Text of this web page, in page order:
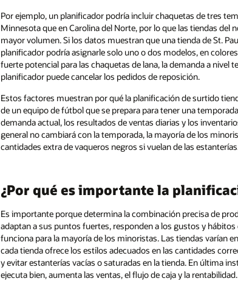
Por ejemplo, un planificador podría incluir chaquetas de tres
Minnesota que en Carolina del Norte, por lo que las tiendas
mayor volumen. Si los datos muestran que una tienda de St.
planificador podría asignarle solo uno o dos modelos, en
fuerte potencial para las chaquetas de lana, la demanda a nivel
planificador puede cancelar los pedidos de reposición.
Estos factores muestran por qué la planificación de surtido
de un equipo de fútbol que se prepara para tener una
demanda actual, los resultados de ventas diarias y los
general no cambiará con la temporada, la mayoría de los
cantidades extra de vaqueros negros si vuelan de las
¿Por qué es importante la
Es importante porque determina la combinación precisa de
adaptan a sus puntos fuertes, responden a los gustos y
funciona para la mayoría de los minoristas. Las tiendas varían
cada tienda ofrece los estilos adecuados en las cantidades
y evitar estanterías vacías o saturadas en la tienda. En última
ejecuta bien, aumenta las ventas, el flujo de caja y la rentabilidad.